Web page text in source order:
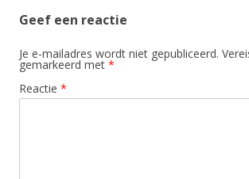
Geef een reactie
Je e-mailadres wordt niet gepubliceerd.
gemarkeerd met *
Reactie *